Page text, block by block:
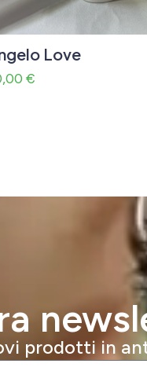
Love
€
prodotti in